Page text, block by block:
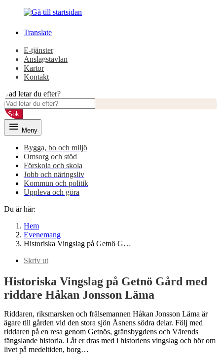
innehåll
huvudmeny
Translate
E-tjänster
Anslagstavlan
Kartor
Kontakt
Vad letar du efter?
Sök
Meny
Bygga, bo och miljö
Omsorg och stöd
Förskola och skola
Jobb och näringsliv
Kommun och politik
Uppleva och göra
Du är här:
Hem
Evenemang
Historiska Vingslag på Getnö G…
Skriv ut
Historiska Vingslag på Getnö Gård med
riddare Håkan Jonsson Läma
Riddaren, riksmarsken och frälsemannen Håkan Jonsson Läma är
ägare till gården vid den stora sjön Åsnens södra delar. Följ med
riddaren på en resa genom Getnös, gränsbygdens och Värends
fängslande historia. Låt er dras med i historiens vingslag och hör om
livet på medeltiden, borg…